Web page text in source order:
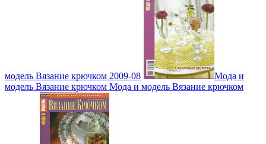
модель Вязание крючком 2009-08
Мода и
модель Вязание крючком Мода и модель Вязание крючком